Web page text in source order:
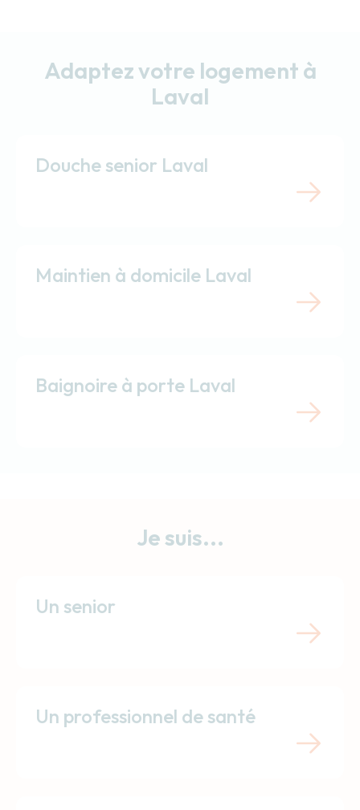
Adaptez votre logement à
Laval
Douche senior Laval
Maintien à domicile Laval
Baignoire à porte Laval
Je suis...
Un senior
Un professionnel de santé